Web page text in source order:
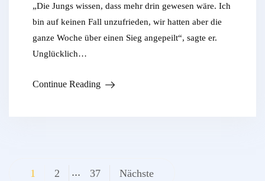
„Die Jungs wissen, dass mehr drin gewesen wäre. Ich
bin auf keinen Fall unzufrieden, wir hatten aber die
ganze Woche über einen Sieg angepeilt“, sagte er.
Unglücklich…
Continue Reading
Beitragsnavigation
1 2 … 37 Nächste